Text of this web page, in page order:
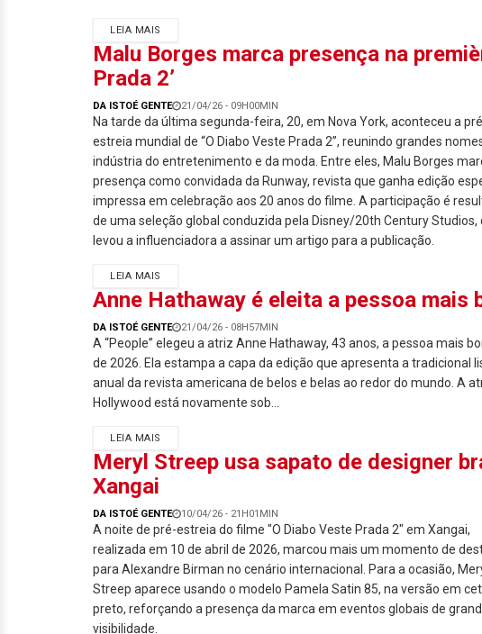
LEIA MAIS
Malu Borges marca presença na
Prada 2’
DA ISTOÉ GENTE 21/04/26 - 09H00MIN
Na tarde da última segunda-feira, 20, em Nova York, aconteceu a
estreia mundial de “O Diabo Veste Prada 2”, reunindo grandes
indústria do entretenimento e da moda. Entre eles, Malu Borges
presença como convidada da Runway, revista que ganha edição
impressa em celebração aos 20 anos do filme. A participação é
de uma seleção global conduzida pela Disney/20th Century Studios,
levou a influenciadora a assinar um artigo para a publicação.
LEIA MAIS
Anne Hathaway é eleita a pessoa
DA ISTOÉ GENTE 21/04/26 - 08H57MIN
A “People” elegeu a atriz Anne Hathaway, 43 anos, a pessoa mais
de 2026. Ela estampa a capa da edição que apresenta a tradicional
anual da revista americana de belos e belas ao redor do mundo. A
Hollywood está novamente sob...
LEIA MAIS
Meryl Streep usa sapato de designer
Xangai
DA ISTOÉ GENTE 10/04/26 - 21H01MIN
A noite de pré-estreia do filme "O Diabo Veste Prada 2" em Xangai,
realizada em 10 de abril de 2026, marcou mais um momento de
para Alexandre Birman no cenário internacional. Para a ocasião,
Streep aparece usando o modelo Pamela Satin 85, na versão em
preto, reforçando a presença da marca em eventos globais de
visibilidade.